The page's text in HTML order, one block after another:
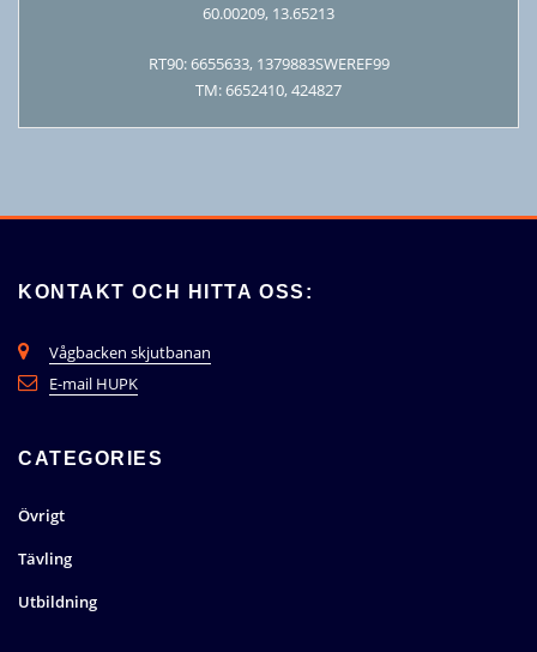
60.00209, 13.65213
RT90: 6655633, 1379883SWEREF99
TM: 6652410, 424827
KONTAKT OCH HITTA OSS:
Vågbacken skjutbanan
E-mail HUPK
CATEGORIES
Övrigt
Tävling
Utbildning